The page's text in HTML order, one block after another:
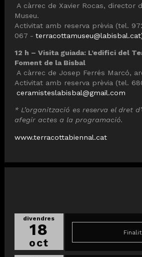
A càrrec de Xavier Rocas, director
Museu.
Activitat amb reserva prèvia (tel.
067 -
12 h – Visita guiada: L’edifici del
Foment de la Bisbal
A càrrec de Josep Ferrés Marcó,
Activitat amb reserva prèvia (tel.
ceramisteslabisbal@gmail.com
* L’organització es reserva el dret
afegir actes a la programació.
www.terracottabiennal.cat
divendres
18
oct